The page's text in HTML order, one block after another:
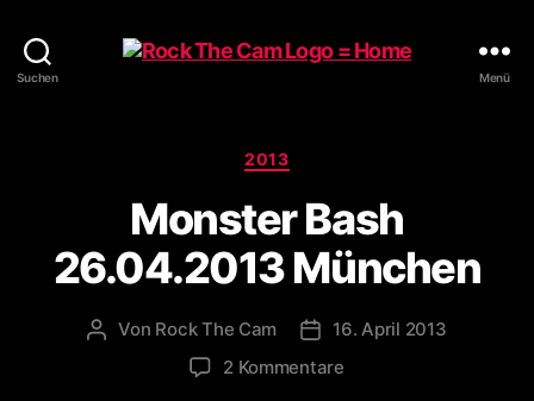
Suchen Menü
Kategorien
2013
Monster Bash
26.04.2013 München
Beitragsautor
Von Rock The Cam Veröffentlichungsdatum
16. April 2013
2 Kommentarezu